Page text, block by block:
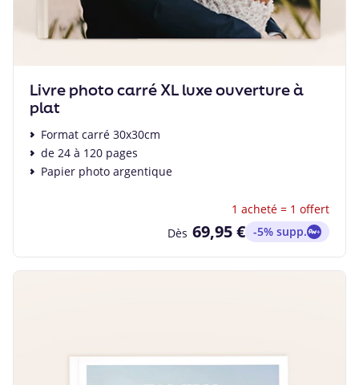
Livre photo carré XL luxe ouverture à
plat
Format carré 30x30cm
de 24 à 120 pages
Papier photo argentique
1 acheté = 1 offert
Dès 69,95 € -5% supp.